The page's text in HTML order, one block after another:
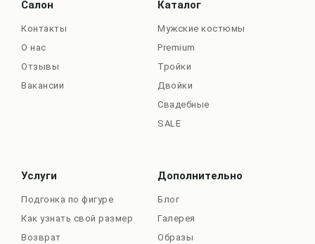
Салон
Контакты
О нас
Отзывы
Вакансии
Каталог
Мужские костюмы
Premium
Тройки
Двойки
Свадебные
SALE
Услуги
Подгонка по фигуре
Как узнать свой размер
Возврат
Дополнительно
Блог
Галерея
Образы